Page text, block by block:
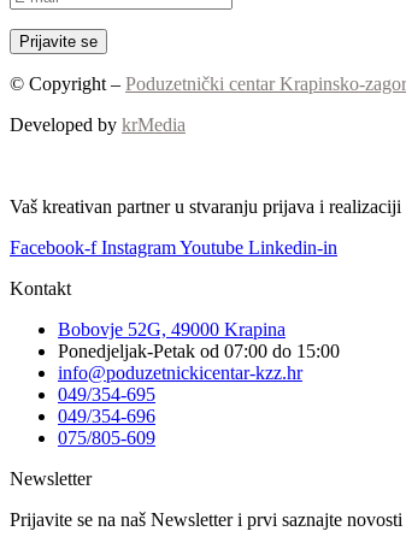
© Copyright – Poduzetnički centar Krapinsko-
Developed by krMedia
Vaš kreativan partner u stvaranju prijava i
Facebook-f InstagramYoutube Linkedin-in
Kontakt
Bobovje 52G, 49000 Krapina
Ponedjeljak-Petak od 07:00 do 15:00
info@poduzetnickicentar-kzz.hr
049/354-695
049/354-696
075/805-609
Newsletter
Prijavite se na naš Newsletter i prvi saznajte